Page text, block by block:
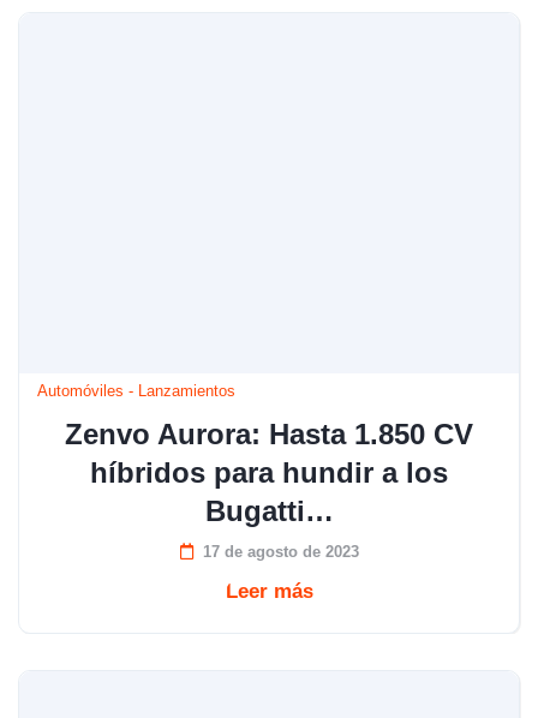
Automóviles - Lanzamientos
Zenvo Aurora: Hasta 1.850 CV
híbridos para hundir a los
Bugatti…
17 de agosto de 2023
Leer más